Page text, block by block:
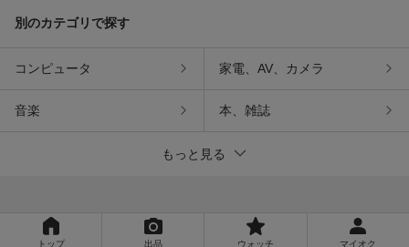
別のカテゴリで探す
コンピュータ 家電、AV、カメラ
音楽 本、雑誌
もっと見る
トップ 出品 ウォッチ マイオク